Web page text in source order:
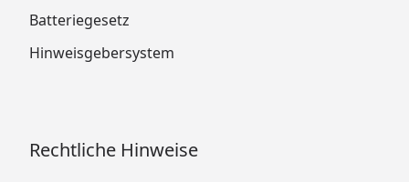
Batteriegesetz
Hinweisgebersystem
Rechtliche Hinweise